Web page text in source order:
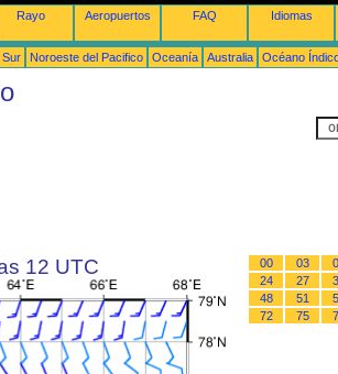
Rayo Aeropuertos FAQ Idiomas
Sur Noroeste del Pacifico Oceanía Australia Océano
12 UTC 00 03
24
27
48
51
72
75